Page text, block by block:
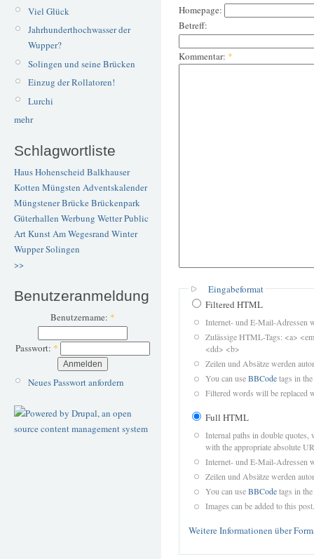
Viel Glück
Jahrhunderthochwasser der
Wupper?
Solingen und seine Brücken
Einzug der Rollatoren!
Lurchi
mehr
Schlagwortliste
Haus Hohenscheid Balkhauser
Kotten Müngsten Adventskalender
Müngstener BrückeBrückenpark
Güterhallen Werbung WetterPublic
ArtKunstAm Wegesrand Winter
WupperSolingen
>>
Benutzeranmeldung
Benutzername: *
Passwort: *
Neues Passwort anfordern
Homepage:
Betreff:
Kommentar: *
Eingabeformat
Filtered HTML
Internet- und E-Mail-Adressen
Zulässige HTML-Tags: <a>
<dd> <b>
Zeilen und Absätze werden
You can useBBCodetags in
Filtered words will be replaced
Full HTML
Internal paths in double quotes,
with the appropriate absolute
Internet- und E-Mail-Adressen
Zeilen und Absätze werden
You can useBBCodetags in
Images can be added to this post.
Weitere Informationen über